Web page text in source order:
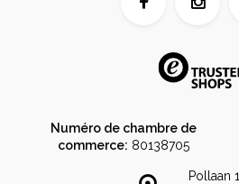
Pollaan 1
Numéro de chambre de
commerce: 80138705